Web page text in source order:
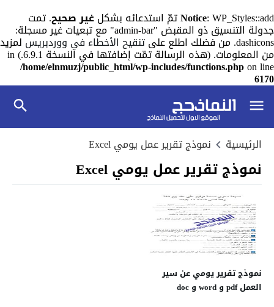
Notice: WP_Styles::add تمّ استدعائه بشكل غير صحيح. تمت
جدولة التنسيق ذو المقبض "admin-bar" مع تبعيات غير مسجلة:
dashicons. من فضلك اطلع على تنقيح الأخطاء في ووردبريس لمزيد
من المعلومات. (هذه الرسالة تمّت إضافتها في النسخة 6.9.1.) in
/home/elnmuzj/public_html/wp-includes/functions.phpon line
6170
الرئيسية نموذج تقرير عمل يومي Excel
نموذج تقرير عمل يومي Excel
نموذج تقرير يومي عن سير
العمل pdf و word و doc